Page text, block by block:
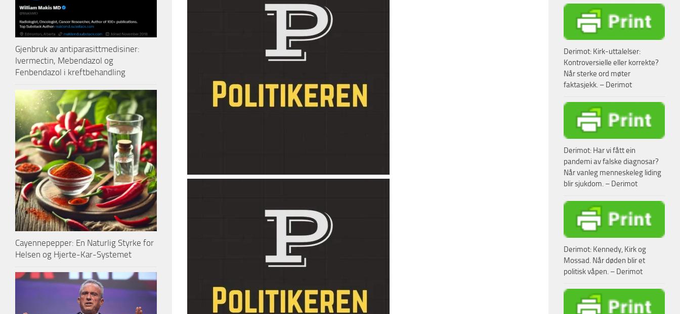
Gjenbruk av antiparasittmedisiner:
Ivermectin, Mebendazol og
Fenbendazol i kreftbehandling
Cayennepepper: En Naturlig Styrke for
Helsen og Hjerte-Kar-Systemet
Derimot: Kirk-uttalelser:
Kontroversielle eller korrekte?
Når sterke ord møter
faktasjekk. – Derimot
Derimot: Har vi fått ein
pandemi av falske diagnosar?
Når vanleg menneskeleg liding
blir sjukdom. – Derimot
Derimot: Kennedy, Kirk og
Mossad. Når døden blir et
politisk våpen. – Derimot